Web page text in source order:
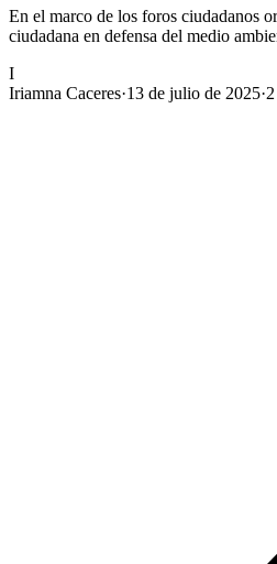
En el marco de los foros ciudadanos
ciudadana en defensa del medio
I
Iriamna Caceres·13 de julio de 2025·2